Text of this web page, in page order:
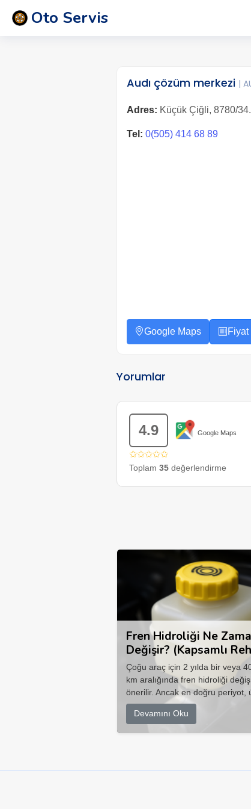
Oto Servis
Audı çözüm merkezi |
Adres: Küçük Çiğli, 8780/
Tel: 0(505) 414 68 89
Google Maps Fiyat
Yorumlar
4.9 Google Maps
✩✩✩✩✩
Toplam 35değerlendirme
Fren Hidroliği Ne
Değişir? (Kapsamlı
Çoğu araç için 2 yılda bir veya
km aralığında fren hidroliği
önerilir. Ancak en doğru periyot,
Devamını Oku